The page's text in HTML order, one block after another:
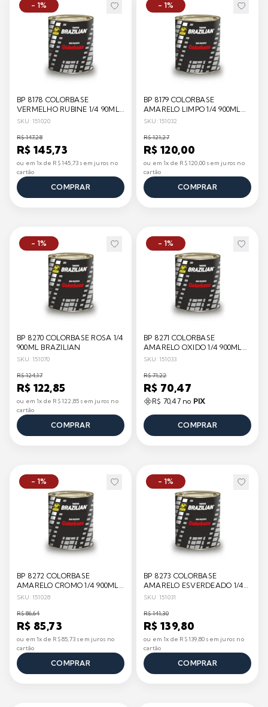
- 1%
BP 8178 COLORBASE
VERMELHO RUBINE 1/4 90ML
BRAZILIAN
SKU: 151020
R$ 147,28
R$ 145,73
ou em 1x de R$ 145,73 sem juros no
cartão
COMPRAR
- 1%
BP 8179 COLORBASE
AMARELO LIMPO 1/4 900ML
BRAZILIAN
SKU: 151032
R$ 121,27
R$ 120,00
ou em 1x de R$ 120,00 sem juros no
cartão
COMPRAR
- 1%
BP 8270 COLORBASE ROSA 1/4
900ML BRAZILIAN
SKU: 151070
R$ 124,17
R$ 122,85
ou em 1x de R$ 122,85 sem juros no
cartão
COMPRAR
- 1%
BP 8271 COLORBASE
AMARELO OXIDO 1/4 900ML
BRAZILIAN
SKU: 151033
R$ 71,22
R$ 70,47
R$ 70,47 no PIX
COMPRAR
- 1%
BP 8272 COLORBASE
AMARELO CROMO 1/4 900ML
BRAZILIAN
SKU: 151028
R$ 86,64
R$ 85,73
ou em 1x de R$ 85,73 sem juros no
cartão
COMPRAR
- 1%
BP 8273 COLORBASE
AMARELO ESVERDEADO 1/4
900ML BRAZILIAN
SKU: 151031
R$ 141,30
R$ 139,80
ou em 1x de R$ 139,80 sem juros no
cartão
COMPRAR